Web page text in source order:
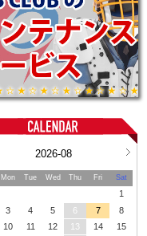
2026-08
Mon Tue Wed Thu Fri Sat
1
3 4 5 6 7
8
10 11 12 13 14
15